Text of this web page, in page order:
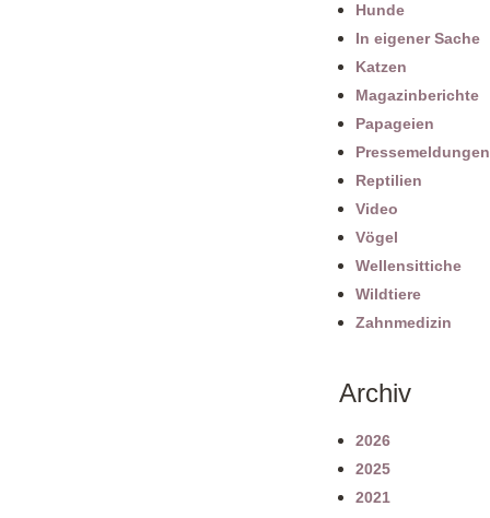
Hunde
In eigener Sache
Katzen
Magazinberichte
Papageien
Pressemeldungen
Reptilien
Video
Vögel
Wellensittiche
Wildtiere
Zahnmedizin
Archiv
2026
2025
2021